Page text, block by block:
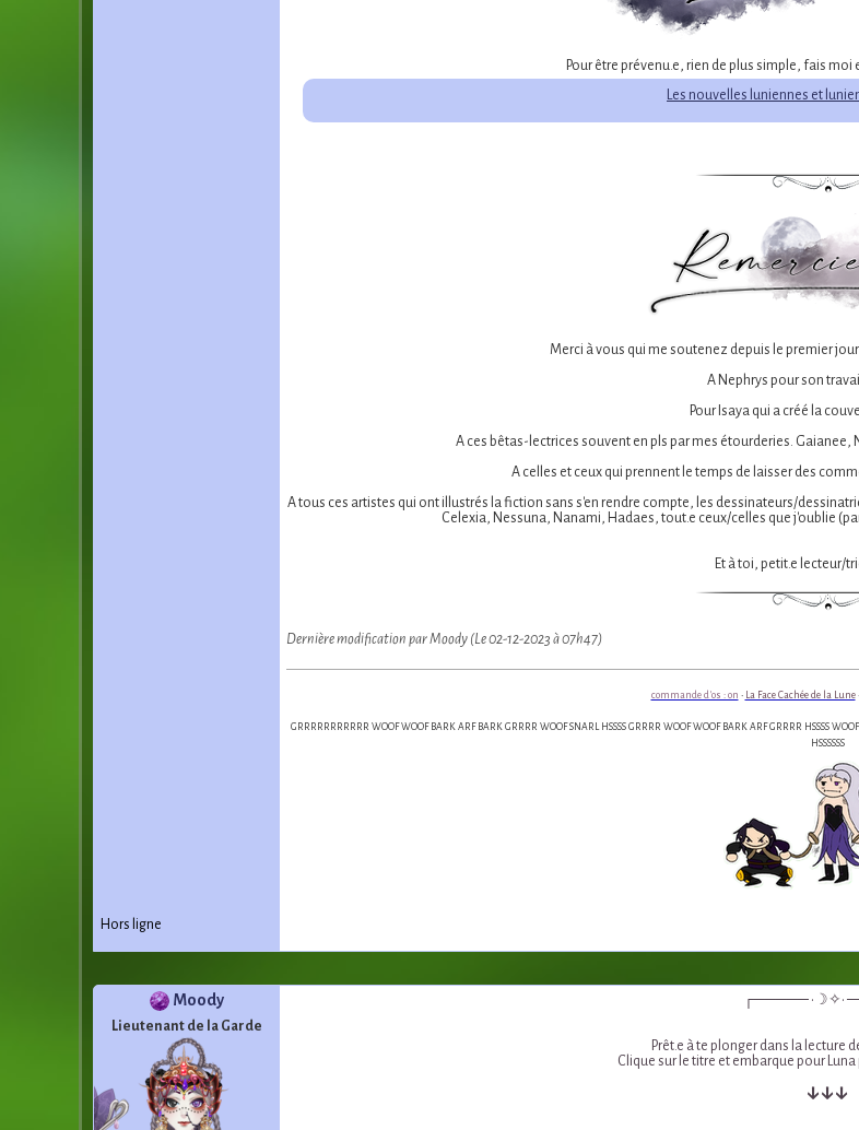
Pour être prévenu.e, rien de plus simple, fais
Les nouvelles luniennes et
Merci à vous qui me soutenez depuis le premier
A Nephrys pour son
Pour Isaya qui a créé la
A ces bêtas-lectrices souvent en pls par mes étourderies.
A celles et ceux qui prennent le temps de laisser des
A tous ces artistes qui ont illustrés la fiction sans s'en rendre compte, les dessinateurs/
Celexia, Nessuna, Nanami, Hadaes, tout.e ceux/celles que j'oublie
Et à toi, petit.e lecteur/
Dernière modification par Moody (Le 02-12-2023 à 07h47)
commande d'os : on • La Face Cachée de la Lune•
GRRRRRRRRRRR WOOF WOOF BARK ARF BARK GRRRR WOOF SNARL HSSSS GRRRR WOOF WOOF BARK ARF GRRRR HSSSS
HSSSSSS
Hors ligne
Moody
Lieutenant de la Garde
┌───── •☽✧•
Prêt.e à te plonger dans la lecture
Clique sur le titre et embarque pour
↓↓↓